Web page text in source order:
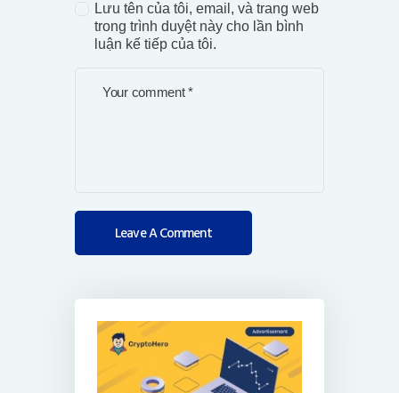
Lưu tên của tôi, email, và trang web
trong trình duyệt này cho lần bình
luận kế tiếp của tôi.